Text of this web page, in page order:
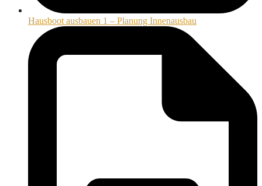
Hausboot ausbauen 1 – Planung Innenausbau